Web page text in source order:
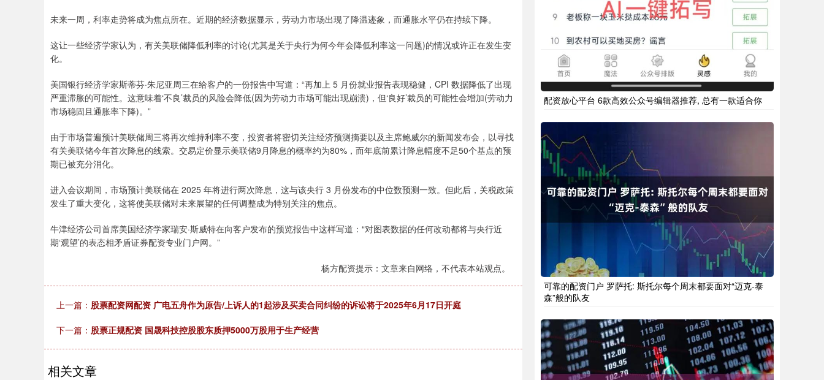
未来一周，利率走势将成为焦点所在。近期的经济数据显示，劳动力市场出现了降温迹象，而通胀水平仍在持续下降。
这让一些经济学家认为，有关美联储降低利率的讨论(尤其是关于央行为何今年会降低利率这一问题)的情况或许正在发生变
化。
美国银行经济学家斯蒂芬·朱尼亚周三在给客户的一份报告中写道：“再加上 5 月份就业报告表现稳健，CPI 数据降低了出现
严重滞胀的可能性。这意味着‘不良’裁员的风险会降低(因为劳动力市场可能出现崩溃)，但‘良好’裁员的可能性会增加(劳动力
市场稳固且通胀率下降)。”
由于市场普遍预计美联储周三将再次维持利率不变，投资者将密切关注经济预测摘要以及主席鲍威尔的新闻发布会，以寻找
有关美联储今年首次降息的线索。交易定价显示美联储9月降息的概率约为80%，而年底前累计降息幅度不足50个基点的预
期已被充分消化。
进入会议期间，市场预计美联储在 2025 年将进行两次降息，这与该央行 3 月份发布的中位数预测一致。但此后，关税政策
发生了重大变化，这将使美联储对未来展望的任何调整成为特别关注的焦点。
牛津经济公司首席美国经济学家瑞安·斯威特在向客户发布的预览报告中这样写道：“对图表数据的任何改动都将与央行近
期‘观望’的表态相矛盾证券配资专业门户网。”
杨方配资提示：文章来自网络，不代表本站观点。
上一篇： 股票配资网配资 广电五舟作为原告/上诉人的1起涉及买卖合同纠纷的诉讼将于2025年6月17日开庭
下一篇： 股票正规配资 国晟科技控股股东质押5000万股用于生产经营
相关文章
配资放心平台 6款高效公众号编辑器推荐, 总有一款适合你
可靠的配资门户 罗萨托: 斯托尔每个周末都要面对“迈克-泰
森”般的队友